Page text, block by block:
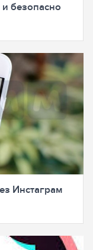
безопасно
Инстаграм